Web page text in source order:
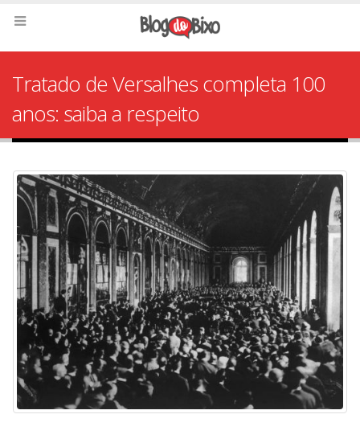
Tratado de Versalhes completa 100
anos: saiba a respeito